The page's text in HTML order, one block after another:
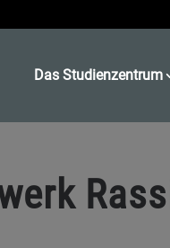
Das Studienzentrum